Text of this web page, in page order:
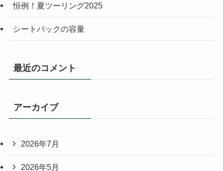
恒例！夏ツーリング2025
シートバックの容量
最近のコメント
アーカイブ
2026年7月
2026年5月